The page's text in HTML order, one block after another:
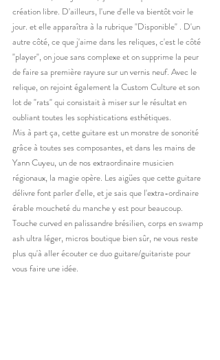
création libre. D'ailleurs, l'une d'elle va bientôt voir le
jour. et elle apparaîtra à la rubrique "Disponible" . D'un
autre côté, ce que j'aime dans les reliques, c'est le côté
"player", on joue sans complexe et on supprime la peur
de faire sa première rayure sur un vernis neuf. Avec le
relique, on rejoint également la Custom Culture et son
lot de "rats" qui consistait à miser sur le résultat en
oubliant toutes les sophistications esthétiques.
Mis à part ça, cette guitare est un monstre de sonorité
grâce à toutes ses composantes, et dans les mains de
Yann Cuyeu, un de nos extraordinaire musicien
régionaux, la magie opère. Les aigües que cette guitare
délivre font parler d'elle, et je sais que l'extra-ordinaire
érable moucheté du manche y est pour beaucoup.
Touche curved en palissandre brésilien, corps en swamp
ash ultra léger, micros boutique bien sûr, ne vous reste
plus qu'à aller écouter ce duo guitare/guitariste pour
vous faire une idée.